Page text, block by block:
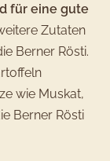
für eine gute
Zutaten
Berner Rösti.
wie Muskat,
Berner Rösti